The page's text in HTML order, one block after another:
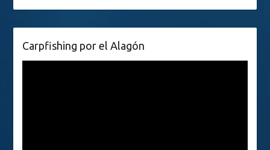
Carpfishing por el Alagón